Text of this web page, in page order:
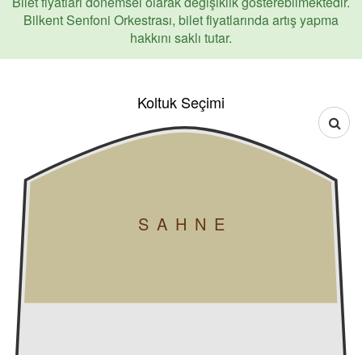
Bilkent Senfoni Orkestrası, bilet fiyatlarında artış yapma
hakkını saklı tutar.
Koltuk Seçimi
SAHNE